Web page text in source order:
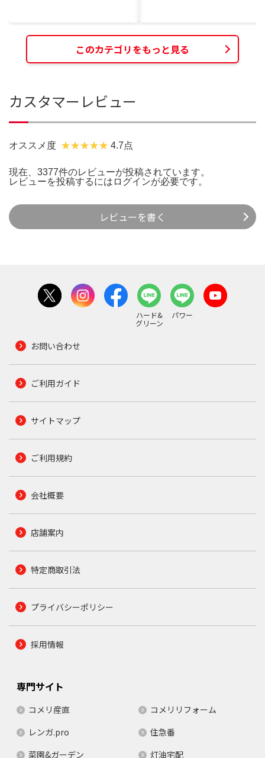
このカテゴリをもっと見る
カスタマーレビュー
オススメ度 4.7点
現在、3377件のレビューが投稿されています。
レビューを投稿するには ログインが必要です。
レビューを書く
ハード&
グリーン
パワー
お問い合わせ
ご利用ガイド
サイトマップ
ご利用規約
会社概要
店舗案内
特定商取引法
プライバシーポリシー
採用情報
専門サイト
コメリ産直
コメリリフォーム
レンガ.pro
住急番
菜園&ガーデン
灯油宅配